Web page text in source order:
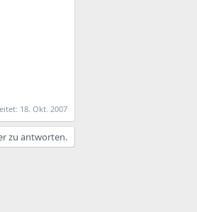
18. Okt. 2007
zu antworten.